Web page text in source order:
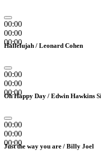
00:00
00:00
00:00
Hallelujah / Leonard Cohen
00:00
00:00
00:00
Oh Happy Day / Edwin Hawkins
00:00
00:00
00:00
Just the way you are / Billy Joel